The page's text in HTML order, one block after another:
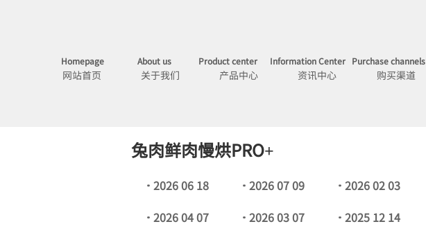
Homepage About us Product center Information Center Purchase channels
网站首页 关于我们 产品中心 资讯中心 购买渠道
兔肉鲜肉慢烘PRO+
2026 06 18 2026 07 09 2026 02 03
2026 04 07
2026 03 07 2025 12 14